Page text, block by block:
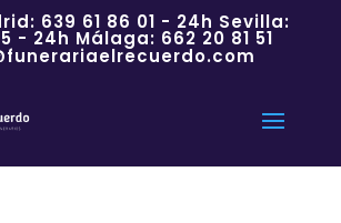
639 61 86 01 - 24h Sevilla:
- 24h Málaga: 662 20 81 51